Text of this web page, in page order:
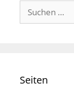
Suchen
nach:
Seiten